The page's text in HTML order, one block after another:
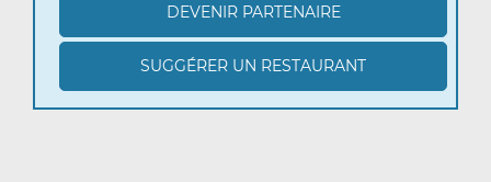
DEVENIR PARTENAIRE
SUGGÉRER UN RESTAURANT